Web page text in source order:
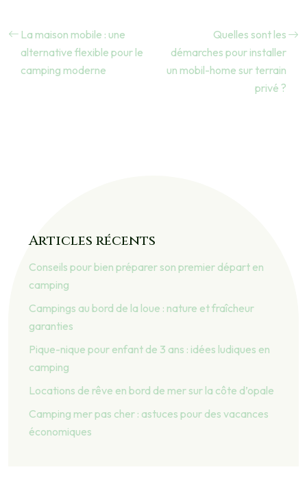
La maison mobile : une
alternative flexible pour le
camping moderne
Quelles sont les
démarches pour installer
un mobil-home sur terrain
privé ?
Articles récents
Conseils pour bien préparer son premier départ en
camping
Campings au bord de la loue : nature et fraîcheur
garanties
Pique-nique pour enfant de 3 ans : idées ludiques en
camping
Locations de rêve en bord de mer sur la côte d’opale
Camping mer pas cher : astuces pour des vacances
économiques